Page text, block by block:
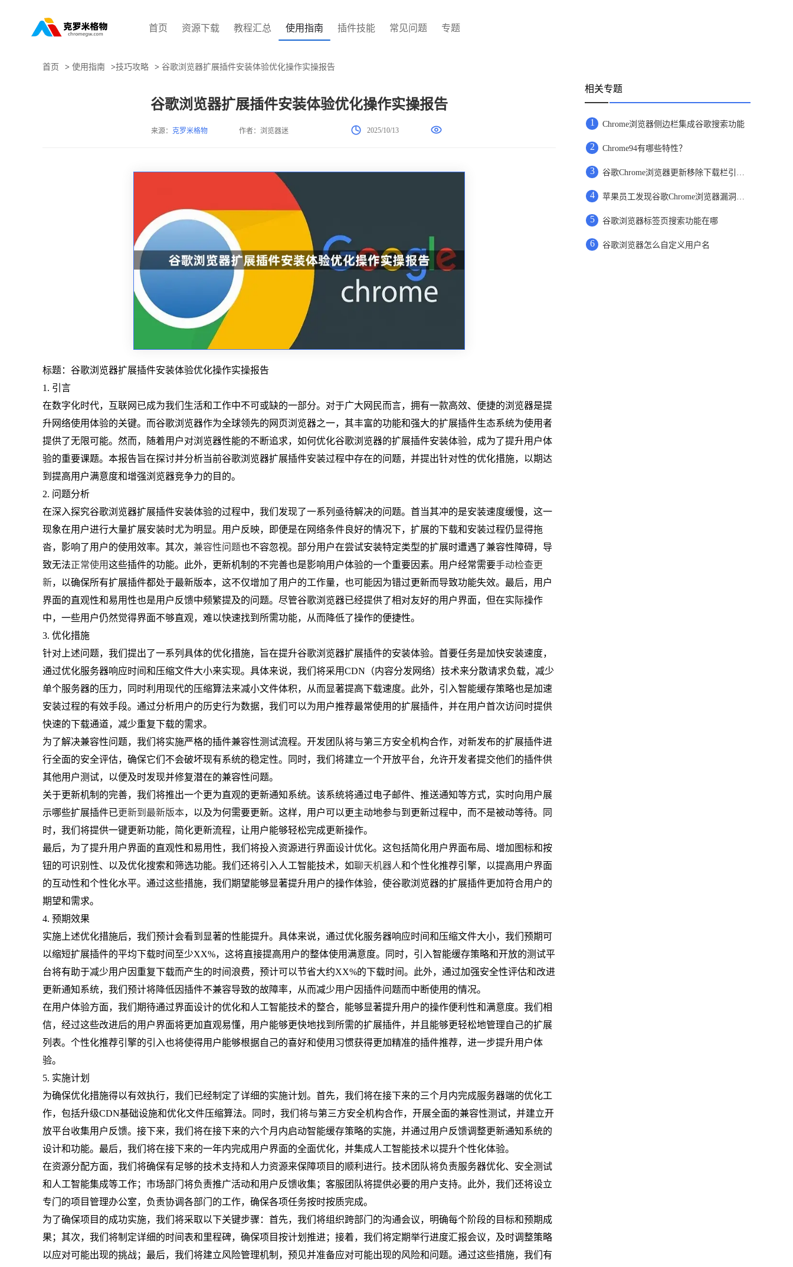
首页 资源下载 教程汇总 使用指南 插件技能 常见问题 专题
首页 > 使用指南 >技巧攻略 > 谷歌浏览器扩展插件安装体验优化操作实操报告
谷歌浏览器扩展插件安装体验优化操作实操报告
来源： 克罗米格物 作者：浏览器迷 2025/10/13
标题：谷歌浏览器扩展插件安装体验优化操作实操报告
1. 引言
在数字化时代，互联网已成为我们生活和工作中不可或缺的一部分。对于广大网民而言，拥有一款高效、便捷的浏览器是提
升网络使用体验的关键。而谷歌浏览器作为全球领先的网页浏览器之一，其丰富的功能和强大的扩展插件生态系统为使用者
提供了无限可能。然而，随着用户对浏览器性能的不断追求，如何优化谷歌浏览器的扩展插件安装体验，成为了提升用户体
验的重要课题。本报告旨在探讨并分析当前谷歌浏览器扩展插件安装过程中存在的问题，并提出针对性的优化措施，以期达
到提高用户满意度和增强浏览器竞争力的目的。
2. 问题分析
在深入探究谷歌浏览器扩展插件安装体验的过程中，我们发现了一系列亟待解决的问题。首当其冲的是安装速度缓慢，这一
现象在用户进行大量扩展安装时尤为明显。用户反映，即便是在网络条件良好的情况下，扩展的下载和安装过程仍显得拖
沓，影响了用户的使用效率。其次， 兼容性问题也不容忽视。部分用户在尝试安装特定类型的扩展时遭遇了兼容性障碍，导
致无法正常使用这些插件的功能。此外，更新机制的不完善也是影响用户体验的一个重要因素。用户经常需要手动检查更
新，以确保所有扩展插件都处于最新版本，这不仅增加了用户的工作量，也可能因为错过更新而导致功能失效。最后，用户
界面的直观性和易用性也是用户反馈中频繁提及的问题。尽管谷歌浏览器已经提供了相对友好的用户界面，但在实际操作
中，一些用户仍然觉得界面不够直观，难以快速找到所需功能，从而降低了操作的便捷性。
3. 优化措施
针对上述问题，我们提出了一系列具体的优化措施，旨在提升谷歌浏览器扩展插件的安装体验。首要任务是加快安装速度，
通过优化服务器响应时间和压缩文件大小来实现。具体来说，我们将采用CDN（内容分发网络）技术来分散请求负载，减少
单个服务器的压力，同时利用现代的压缩算法来减小文件体积，从而显著提高下载速度。此外，引入智能缓存策略也是加速
安装过程的有效手段。通过分析用户的历史行为数据，我们可以为用户推荐最常使用的扩展插件，并在用户首次访问时提供
快速的下载通道，减少重复下载的需求。
为了解决兼容性问题，我们将实施严格的插件兼容性测试流程。开发团队将与第三方安全机构合作，对新发布的扩展插件进
行全面的安全评估，确保它们不会破坏现有系统的稳定性。同时，我们将建立一个开放平台，允许开发者提交他们的插件供
其他用户测试，以便及时发现并修复潜在的兼容性问题。
关于更新机制的完善，我们将推出一个更为直观的更新通知系统。该系统将通过电子邮件、推送通知等方式，实时向用户展
示哪些扩展插件已更新到最新版本，以及为何需要更新。这样，用户可以更主动地参与到更新过程中，而不是被动等待。同
时，我们将提供一键更新功能，简化更新流程，让用户能够轻松完成更新操作。
最后，为了提升用户界面的直观性和易用性，我们将投入资源进行界面设计优化。这包括简化用户界面布局、增加图标和按
钮的可识别性、以及优化搜索和筛选功能。我们还将引入人工智能技术，如聊天机器人和个性化推荐引擎，以提高用户界面
的互动性和个性化水平。通过这些措施，我们期望能够显著提升用户的操作体验，使谷歌浏览器的扩展插件更加符合用户的
期望和需求。
4. 预期效果
实施上述优化措施后，我们预计会看到显著的性能提升。具体来说，通过优化服务器响应时间和压缩文件大小，我们预期可
以缩短扩展插件的平均下载时间至少XX%，这将直接提高用户的整体使用满意度。同时，引入智能缓存策略和开放的测试平
台将有助于减少用户因重复下载而产生的时间浪费，预计可以节省大约XX%的下载时间。此外，通过加强安全性评估和改进
更新通知系统，我们预计将降低因插件不兼容导致的故障率，从而减少用户因插件问题而中断使用的情况。
在用户体验方面，我们期待通过界面设计的优化和人工智能技术的整合，能够显著提升用户的操作便利性和满意度。我们相
信，经过这些改进后的用户界面将更加直观易懂，用户能够更快地找到所需的扩展插件，并且能够更轻松地管理自己的扩展
列表。个性化推荐引擎的引入也将使得用户能够根据自己的喜好和使用习惯获得更加精准的插件推荐，进一步提升用户体
验。
5. 实施计划
为确保优化措施得以有效执行，我们已经制定了详细的实施计划。首先，我们将在接下来的三个月内完成服务器端的优化工
作，包括升级CDN基础设施和优化文件压缩算法。同时，我们将与第三方安全机构合作，开展全面的兼容性测试，并建立开
放平台收集用户反馈。接下来，我们将在接下来的六个月内启动智能缓存策略的实施，并通过用户反馈调整更新通知系统的
设计和功能。最后，我们将在接下来的一年内完成用户界面的全面优化，并集成人工智能技术以提升个性化体验。
在资源分配方面，我们将确保有足够的技术支持和人力资源来保障项目的顺利进行。技术团队将负责服务器优化、安全测试
和人工智能集成等工作；市场部门将负责推广活动和用户反馈收集；客服团队将提供必要的用户支持。此外，我们还将设立
专门的项目管理办公室，负责协调各部门的工作，确保各项任务按时按质完成。
为了确保项目的成功实施，我们将采取以下关键步骤：首先，我们将组织跨部门的沟通会议，明确每个阶段的目标和预期成
果；其次，我们将制定详细的时间表和里程碑，确保项目按计划推进；接着，我们将定期举行进度汇报会议，及时调整策略
以应对可能出现的挑战；最后，我们将建立风险管理机制，预见并准备应对可能出现的风险和问题。通过这些措施，我们有
相关专题
1 Chrome浏览器侧边栏集成谷歌搜索功能
2 Chrome94有哪些特性？
3 谷歌Chrome浏览器更新移除下载栏引用户不满
4 苹果员工发现谷歌Chrome浏览器漏洞报未上报
5 谷歌浏览器标签页搜索功能在哪
6 谷歌浏览器怎么自定义用户名